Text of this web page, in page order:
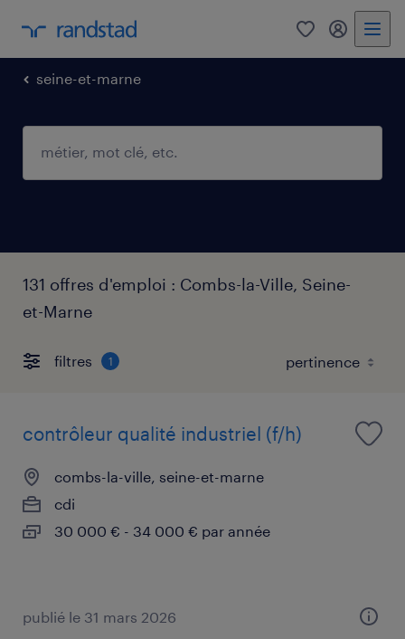
0 mon
seine-et-marne
131 offres d'emploi : Combs-la-Ville, Seine-
et-Marne
filtres 1
contrôleur qualité industriel (f/h)
combs-la-ville, seine-et-marne
cdi
30 000 € - 34 000 € par année
publié le 31 mars 2026